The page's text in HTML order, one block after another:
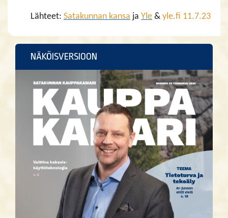
Lähteet: Satakunnan kansa ja Yle & yle.fi 11.7.23
NÄKÖISVERSIOON